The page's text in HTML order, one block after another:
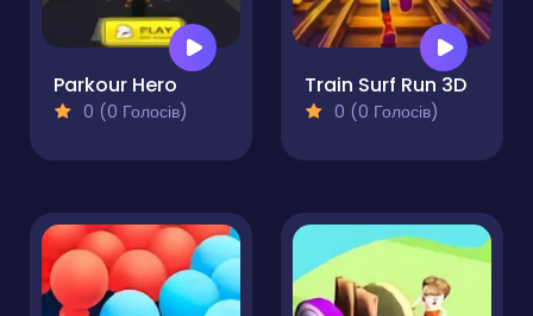
Parkour Hero
0 (0 Голосів)
Train Surf Run 3D
0 (0 Голосів)